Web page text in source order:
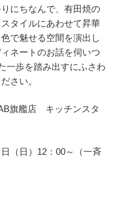
にちなんで、有田焼の
タイルにあわせて昇華
で魅せる空間を演出し
ネートのお話を伺いつ
一歩を踏み出すにふさわ
さい。
旗艦店 キッチンスタ
（日）12：00～（一斉